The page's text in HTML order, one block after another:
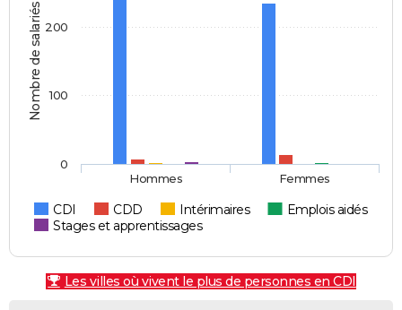
Nombre de salariés
CDI CDD Intérimaires
Emplois aidés
Stages et apprentissages
Hommes Femmes
0
100
200
Les villes où vivent le plus de personnes en CDI